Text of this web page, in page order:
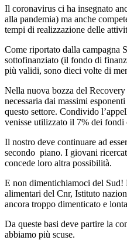
Il coronavirus ci ha insegnato
alla pandemia) ma anche
tempi di realizzazione delle
Come riportato dalla campagna
sottofinanziato (il fondo di
più validi, sono dieci volte di
Nella nuova bozza del
necessaria dai massimi
questo settore. Condivido
venisse utilizzato il 7% dei fondi
Il nostro deve continuare ad
secondo piano. I giovani
concede loro altra possibilità.
E non dimentichiamoci del Sud!
alimentari del Cnr, Istituto
ancora troppo dimenticato e
Da queste basi deve partire la
abbiamo più scuse.